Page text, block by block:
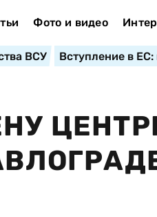
Фото и видео
ВСУ Вступление в ЕС: